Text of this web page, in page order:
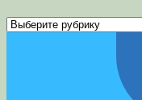
Рубрики